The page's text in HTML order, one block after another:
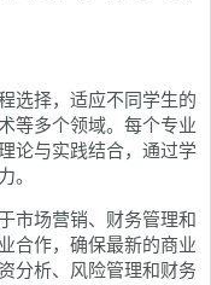
择，适应不同学生的
等多个领域。每个专业
论与实践结合，通过学
。
场营销、财务管理和
合作，确保最新的商业
分析、风险管理和财务